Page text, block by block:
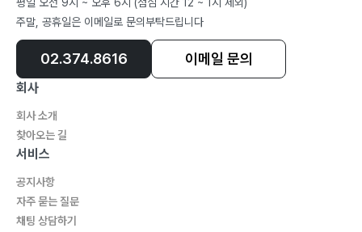
주말, 공휴일은 이메일로 문의부탁드립니다
02.374.8616 이메일 문의
회사
회사 소개
찾아오는 길
서비스
공지사항
자주 묻는 질문
채팅 상담하기